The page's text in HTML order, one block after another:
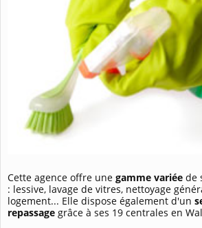
Cette agence offre une gamme variée de
: lessive, lavage de vitres, nettoyage
logement... Elle dispose également d'un
repassage grâce à ses 19 centrales en